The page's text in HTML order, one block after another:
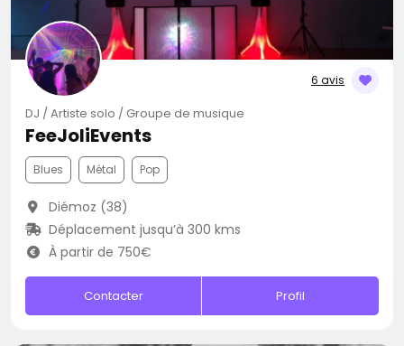
6 avis
DJ / Artiste solo / Groupe de musique
FeeJoliEvents
Blues Métal Pop
Diémoz (38)
Déplacement jusqu’à 300 kms
À partir de 750€
Contacter Profil